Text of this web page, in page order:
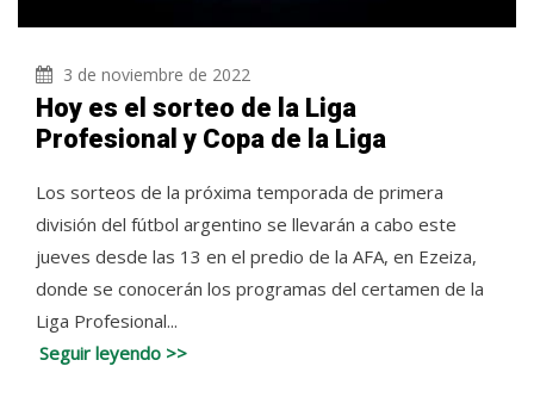
3 de noviembre de 2022
Hoy es el sorteo de la Liga
Profesional y Copa de la Liga
Los sorteos de la próxima temporada de primera
división del fútbol argentino se llevarán a cabo este
jueves desde las 13 en el predio de la AFA, en Ezeiza,
donde se conocerán los programas del certamen de la
Liga Profesional...
Seguir leyendo >>